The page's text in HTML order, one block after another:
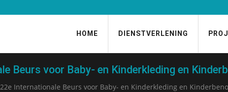
HOME DIENSTVERLENING
Beurs voor Baby- en Kinderkleding en
Internationale Beurs voor Baby- en Kinderkleding en